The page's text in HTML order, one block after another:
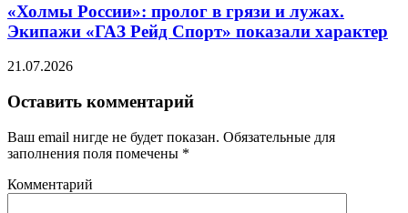
«Холмы России»: пролог в грязи и лужах.
Экипажи «ГАЗ Рейд Спорт» показали характер
21.07.2026
Оставить комментарий
Ваш email нигде не будет показан. Обязательные для
заполнения поля помечены *
Комментарий